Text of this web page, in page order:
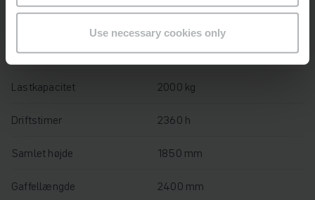
Use necessary cookies only
Løftehøjde 750 mm
Lastkapacitet 2000 kg
Driftstimer 2360 h
Samlet højde 1850 mm
Gaffellængde 2400 mm